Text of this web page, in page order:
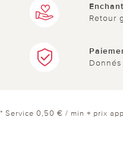
Retour
* Service 0,50 € / min + prix